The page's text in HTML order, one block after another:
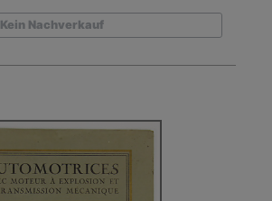
Kein Nachverkauf